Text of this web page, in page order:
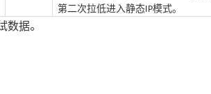
第二次拉低进入静态IP模式。
数据。